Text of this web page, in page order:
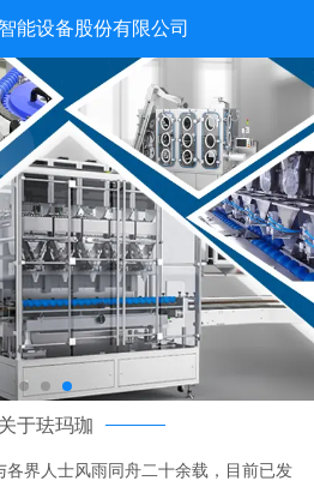
能设备股份有限公司
关于珐玛珈
界人士风雨同舟二十余载，目前已发